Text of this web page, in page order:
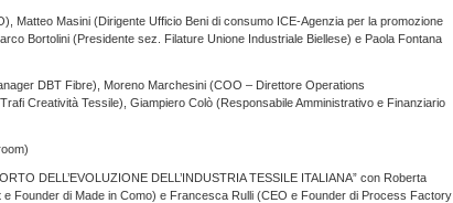
Matteo Masini (Dirigente Ufficio Beni di consumo ICE-Agenzia per la promozione
Bortolini (Presidente sez. Filature Unione Industriale Biellese) e Paola Fontana
DBT Fibre), Moreno Marchesini (COO – Direttore Operations
Creatività Tessile), Giampiero Colò (Responsabile Amministrativo e Finanziario
DELL’EVOLUZIONE DELL’INDUSTRIA TESSILE ITALIANA” con Roberta
Founder di Made in Como) e Francesca Rulli (CEO e Founder di Process Factory